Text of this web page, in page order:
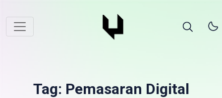
Tag: Pemasaran Digital